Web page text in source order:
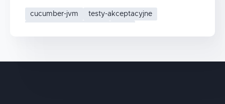
cucumber-jvm
testy-akceptacyjne